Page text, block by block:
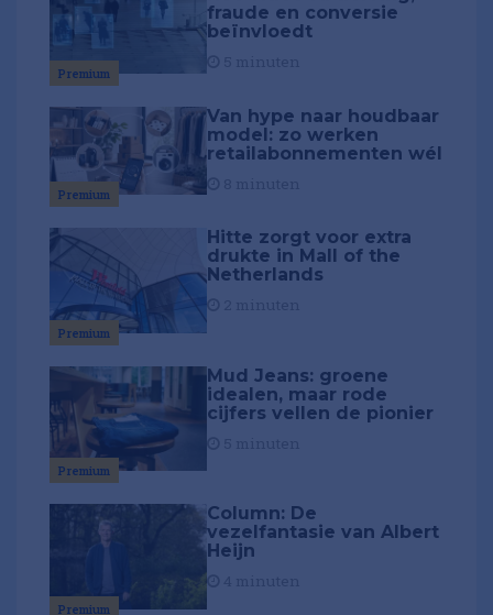
Premium
fraude en conversie
beïnvloedt
Premium
Van hype naar houdbaar
model: zo werken
retailabonnementen wél
Premium
Hitte zorgt voor extra
drukte in Mall of the
Netherlands
Premium
Mud Jeans: groene
idealen, maar rode
cijfers vellen de pionier
Premium
Column: De
vezelfantasie van Albert
Heijn